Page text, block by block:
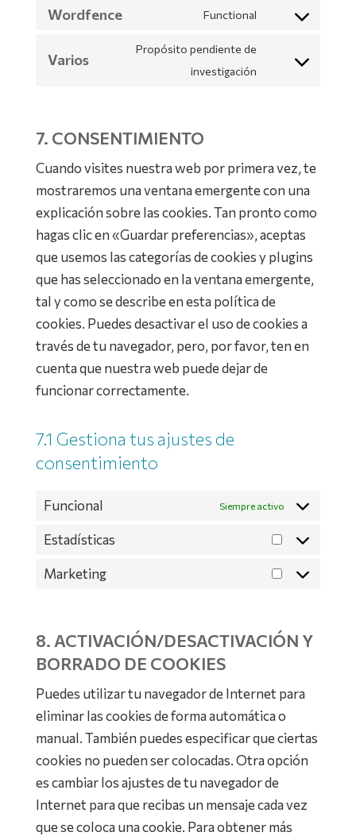
themes)
complianz
wordpress
Wordfence Functional
Consent
service
Varios
Propósito pendiente de
investigación
Consent
7. CONSENTIMIENTO
Cuando visites nuestra web por primera vez, te
mostraremos una ventana emergente con una
explicación sobre las cookies. Tan pronto como
hagas clic en «Guardar preferencias», aceptas
que usemos las categorías de cookies y plugins
que has seleccionado en la ventana emergente,
tal y como se describe en esta política de
cookies. Puedes desactivar el uso de cookies a
través de tu navegador, pero, por favor, ten en
cuenta que nuestra web puede dejar de
funcionar correctamente.
7.1 Gestiona tus ajustes de
consentimiento
Funcional Siempre activo
Estadísticas
Estadísticas
Marketing
Marketing
8. ACTIVACIÓN/DESACTIVACIÓN Y
BORRADO DE COOKIES
Puedes utilizar tu navegador de Internet para
eliminar las cookies de forma automática o
manual. También puedes especificar que ciertas
cookies no pueden ser colocadas. Otra opción
es cambiar los ajustes de tu navegador de
Internet para que recibas un mensaje cada vez
que se coloca una cookie. Para obtener más